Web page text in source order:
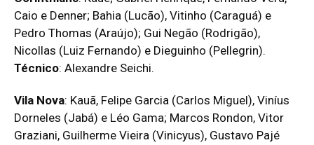
Caio e Denner; Bahia (Lucão), Vitinho (Caraguá) e
Pedro Thomas (Araújo); Gui Negão (Rodrigão),
Nicollas (Luiz Fernando) e Dieguinho (Pellegrin).
Técnico: Alexandre Seichi.
Vila Nova: Kauã, Felipe Garcia (Carlos Miguel), Viníus
Dorneles (Jabá) e Léo Gama; Marcos Rondon, Vitor
Graziani, Guilherme Vieira (Vinicyus), Gustavo Pajé